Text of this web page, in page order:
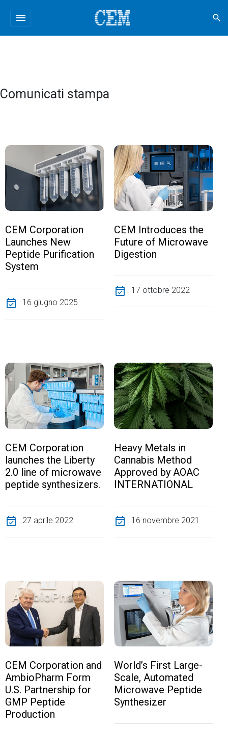
menu search
Comunicati stampa
CEM Corporation
Launches New
Peptide Purification
System
event_available 16 giugno 2025
CEM Introduces the
Future of Microwave
Digestion
event_available 17 ottobre 2022
CEM Corporation
launches the Liberty
2.0 line of microwave
peptide synthesizers.
event_available 27 aprile 2022
Heavy Metals in
Cannabis Method
Approved by AOAC
INTERNATIONAL
event_available 16 novembre 2021
CEM Corporation and
AmbioPharm Form
U.S. Partnership for
GMP Peptide
Production
World’s First Large-
Scale, Automated
Microwave Peptide
Synthesizer